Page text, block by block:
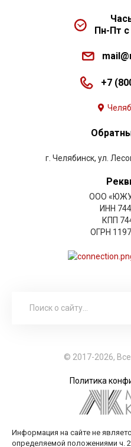
Пн-Пт с
+7
г. Челябинск, ул.
ООО
ИНН
КПП
ОГРН
© 2017-2026,
Политика
Информация на сайте не
определяемой положениями ч.